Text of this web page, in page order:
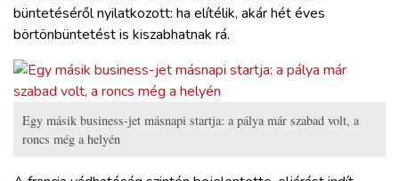
büntetéséről nyilatkozott: ha elítélik, akár hét éves
börtönbüntetést is kiszabhatnak rá.
Egy másik business-jet másnapi startja: a pálya már szabad volt, a
roncs még a helyén